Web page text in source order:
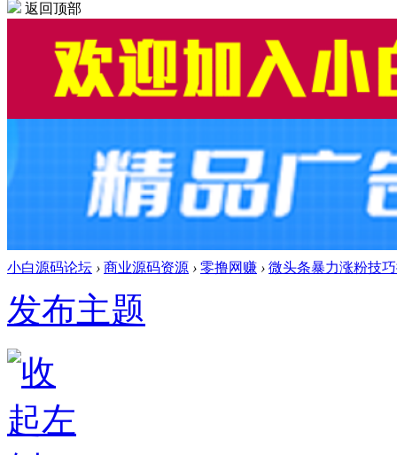
返回顶部
小白源码论坛 › 商业源码资源 › 零撸网赚 › 微头条暴力涨粉技
发布主题